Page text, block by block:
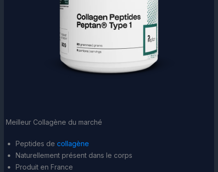
Meilleur Collagène du marché
Peptides de collagène
Naturellement présent dans le corps
Produit en France